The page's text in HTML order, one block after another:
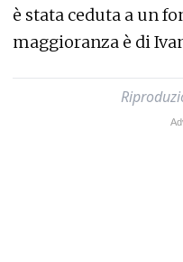
è stata ceduta a un
maggioranza è di